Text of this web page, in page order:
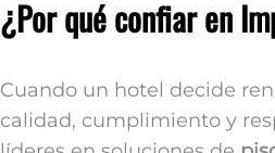
¿Por qué confiar en
Cuando un hotel decide
calidad, cumplimiento y